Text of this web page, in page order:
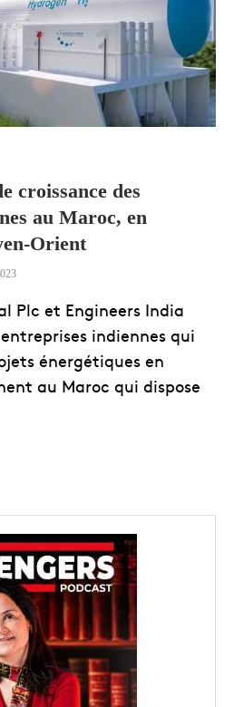
croissance des
au Maroc, en
Orient
Plc et Engineers India
indiennes qui
énergétiques en
au Maroc qui dispose